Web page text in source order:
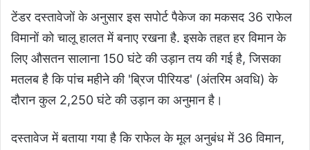
टेंडर दस्तावेजों के अनुसार इस सपोर्ट पैकेज का मकसद 36 राफेल
विमानों को चालू हालत में बनाए रखना है. इसके तहत हर विमान के
लिए औसतन सालाना 150 घंटे की उड़ान तय की गई है, जिसका
मतलब है कि पांच महीने की 'ब्रिज पीरियड' (अंतरिम अवधि) के
दौरान कुल 2,250 घंटे की उड़ान का अनुमान है।
दस्तावेज में बताया गया है कि राफेल के मूल अनुबंध में 36 विमान,